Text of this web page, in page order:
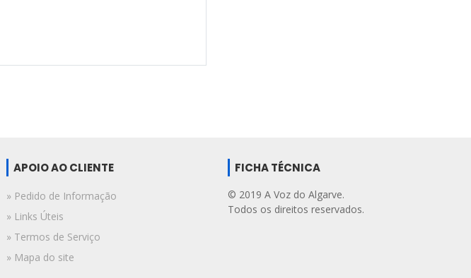
APOIO AO CLIENTE
» Pedido de Informação
» Links Úteis
» Termos de Serviço
» Mapa do site
FICHA TÉCNICA
© 2019 A Voz do Algarve.
Todos os direitos reservados.